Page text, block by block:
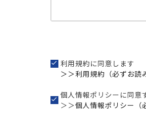
利用規約に同意します
＞＞利用規約（必ずお読
個人情報ポリシーに同意
＞＞個人情報ポリシー（